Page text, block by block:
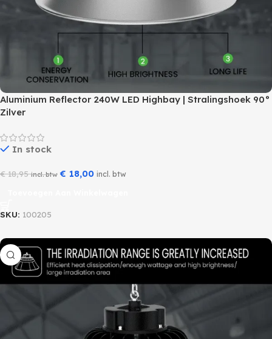
Aluminium Reflector 240W LED Highbay | Stralingshoek 90°
Zilver
In stock
€18,95 incl. btw € 18,00 incl. btw
SKU: 100205